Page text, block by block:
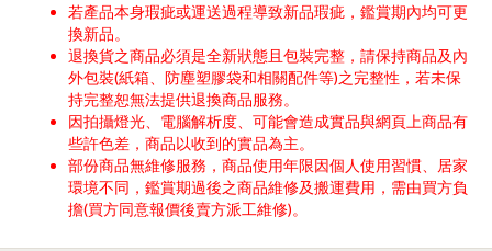
若產品本身瑕疵或運送過程導致新品瑕疵，鑑賞期內均可更
換新品。
退換貨之商品必須是全新狀態且包裝完整，請保持商品及內
外包裝(紙箱、防塵塑膠袋和相關配件等)之完整性，若未保
持完整恕無法提供退換商品服務。
因拍攝燈光、電腦解析度、可能會造成實品與網頁上商品有
些許色差，商品以收到的實品為主。
部份商品無維修服務，商品使用年限因個人使用習慣、居家
環境不同，鑑賞期過後之商品維修及搬運費用，需由買方負
擔(買方同意報價後賣方派工維修)。